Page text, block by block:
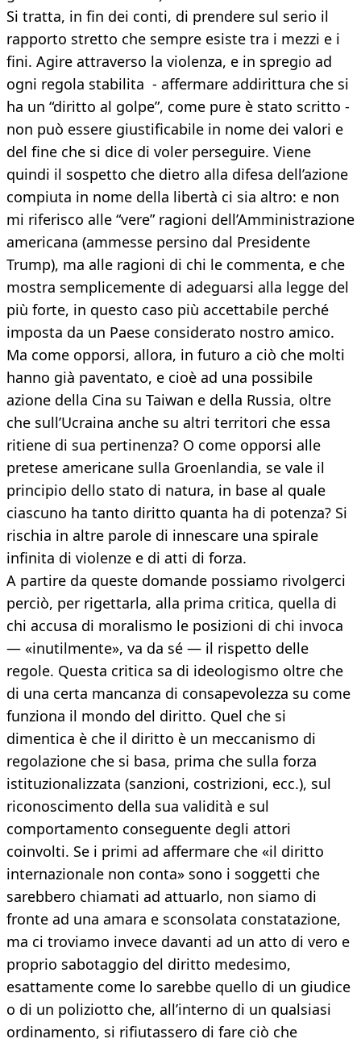
Si tratta, in fin dei conti, di prendere sul serio il
rapporto stretto che sempre esiste tra i mezzi e i
fini. Agire attraverso la violenza, e in spregio ad
ogni regola stabilita - affermare addirittura che si
ha un “diritto al golpe”, come pure è stato scritto -
non può essere giustificabile in nome dei valori e
del fine che si dice di voler perseguire. Viene
quindi il sospetto che dietro alla difesa dell’azione
compiuta in nome della libertà ci sia altro: e non
mi riferisco alle “vere” ragioni dell’Amministrazione
americana (ammesse persino dal Presidente
Trump), ma alle ragioni di chi le commenta, e che
mostra semplicemente di adeguarsi alla legge del
più forte, in questo caso più accettabile perché
imposta da un Paese considerato nostro amico.
Ma come opporsi, allora, in futuro a ciò che molti
hanno già paventato, e cioè ad una possibile
azione della Cina su Taiwan e della Russia, oltre
che sull’Ucraina anche su altri territori che essa
ritiene di sua pertinenza? O come opporsi alle
pretese americane sulla Groenlandia, se vale il
principio dello stato di natura, in base al quale
ciascuno ha tanto diritto quanta ha di potenza? Si
rischia in altre parole di innescare una spirale
infinita di violenze e di atti di forza.
A partire da queste domande possiamo rivolgerci
perciò, per rigettarla, alla prima critica, quella di
chi accusa di moralismo le posizioni di chi invoca
— «inutilmente», va da sé — il rispetto delle
regole. Questa critica sa di ideologismo oltre che
di una certa mancanza di consapevolezza su come
funziona il mondo del diritto. Quel che si
dimentica è che il diritto è un meccanismo di
regolazione che si basa, prima che sulla forza
istituzionalizzata (sanzioni, costrizioni, ecc.), sul
riconoscimento della sua validità e sul
comportamento conseguente degli attori
coinvolti. Se i primi ad affermare che «il diritto
internazionale non conta» sono i soggetti che
sarebbero chiamati ad attuarlo, non siamo di
fronte ad una amara e sconsolata constatazione,
ma ci troviamo invece davanti ad un atto di vero e
proprio sabotaggio del diritto medesimo,
esattamente come lo sarebbe quello di un giudice
o di un poliziotto che, all’interno di un qualsiasi
ordinamento, si rifiutassero di fare ciò che